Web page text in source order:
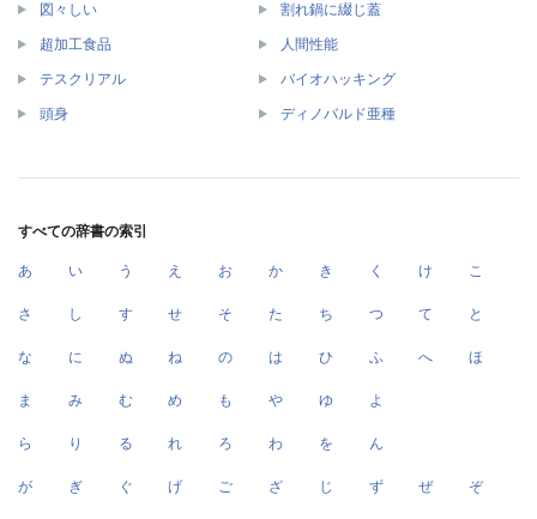
図々しい 割れ鍋に綴じ蓋
超加工食品 人間性能
テスクリアル バイオハッキング
頭身 ディノバルド亜種
すべての辞書の索引
あ い う え お か き く け こ
さ し す せ そ た ち つ て と
な に ぬ ね の は ひ ふ へ ほ
ま み む め も や ゆ よ
ら り る れ ろ わ を ん
が ぎ ぐ げ ご ざ じ ず ぜ ぞ